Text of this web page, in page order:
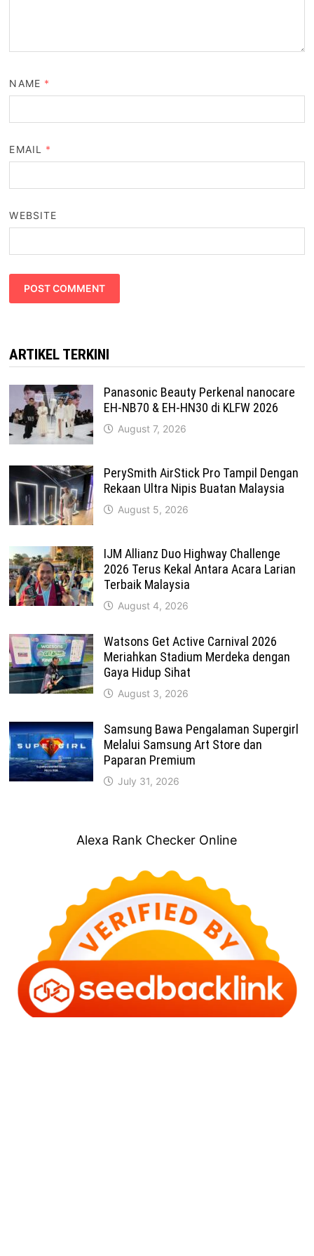
NAME *
EMAIL *
WEBSITE
ARTIKEL TERKINI
Panasonic Beauty Perkenal nanocare
EH-NB70 & EH-HN30 di KLFW 2026
August 7, 2026
PerySmith AirStick Pro Tampil Dengan
Rekaan Ultra Nipis Buatan Malaysia
August 5, 2026
IJM Allianz Duo Highway Challenge
2026 Terus Kekal Antara Acara Larian
Terbaik Malaysia
August 4, 2026
Watsons Get Active Carnival 2026
Meriahkan Stadium Merdeka dengan
Gaya Hidup Sihat
August 3, 2026
Samsung Bawa Pengalaman Supergirl
Melalui Samsung Art Store dan
Paparan Premium
July 31, 2026
Alexa Rank Checker Online